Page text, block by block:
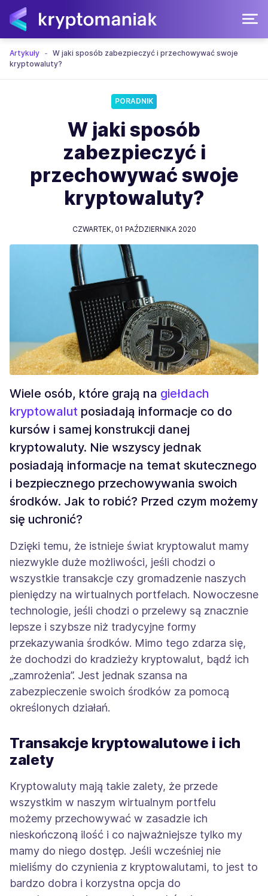
Artykuły
W jaki sposób zabezpieczyć i przechowywać swoje
kryptowaluty?
PORADNIK
W jaki sposób
zabezpieczyć i
przechowywać swoje
kryptowaluty?
CZWARTEK, 01 PAŹDZIERNIKA 2020
Wiele osób, które grają na giełdach
kryptowalut posiadają informacje co do
kursów i samej konstrukcji danej
kryptowaluty. Nie wszyscy jednak
posiadają informacje na temat skutecznego
i bezpiecznego przechowywania swoich
środków. Jak to robić? Przed czym możemy
się uchronić?
Dzięki temu, że istnieje świat kryptowalut mamy
niezwykle duże możliwości, jeśli chodzi o
wszystkie transakcje czy gromadzenie naszych
pieniędzy na wirtualnych portfelach. Nowoczesne
technologie, jeśli chodzi o przelewy są znacznie
lepsze i szybsze niż tradycyjne formy
przekazywania środków. Mimo tego zdarza się,
że dochodzi do kradzieży kryptowalut, bądź ich
„zamrożenia”. Jest jednak szansa na
zabezpieczenie swoich środków za pomocą
określonych działań.
Transakcje kryptowalutowe i ich
zalety
Kryptowaluty mają takie zalety, że przede
wszystkim w naszym wirtualnym portfelu
możemy przechowywać w zasadzie ich
nieskończoną ilość i co najważniejsze tylko my
mamy do niego dostęp. Jeśli wcześniej nie
mieliśmy do czynienia z kryptowalutami, to jest to
bardzo dobra i korzystna opcja do